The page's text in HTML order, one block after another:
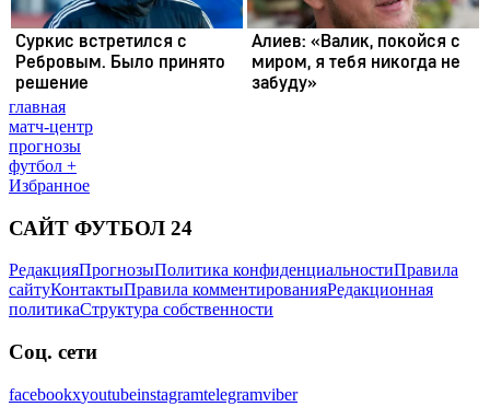
главная
матч-центр
прогнозы
футбол +
Избранное
САЙТ ФУТБОЛ 24
РедакцияПрогнозыПолитика конфиденциальностиПравила
сайтуКонтактыПравила комментированияРедакционная
политикаСтруктура собственности
Соц. сети
facebookxyoutubeinstagramtelegramviber